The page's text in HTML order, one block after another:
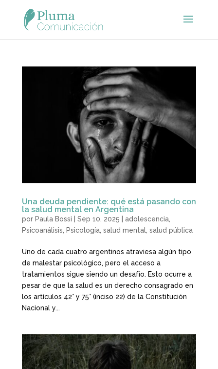
Una deuda pendiente: qué está pasando con
la salud mental en Argentina
por Paula Bossi Sep 10, 2025 adolescencia,
Psicoanálisis
Psicología, salud mental, salud pública
Uno de cada cuatro argentinos atraviesa algún tipo
de malestar psicológico, pero el acceso a
tratamientos sigue siendo un desafío. Esto ocurre a
pesar de que la salud es un derecho consagrado en
los artículos 42° y 75° (inciso 22) de la Constitución
Nacional y...